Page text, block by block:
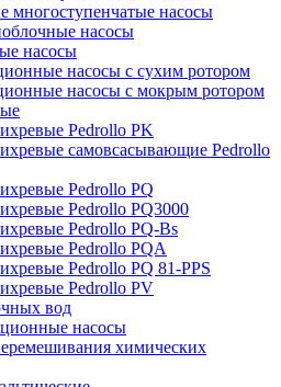
многоступенчатые насосы
насосы
насосы
насосы с сухим ротором
насосы с мокрым ротором
Pedrollo PK
самовсасывающие Pedrollo
Pedrollo PQ
Pedrollo PQ3000
Pedrollo PQ-Bs
Pedrollo PQA
Pedrollo PQ 81-PPS
Pedrollo PV
вод
насосы
химических